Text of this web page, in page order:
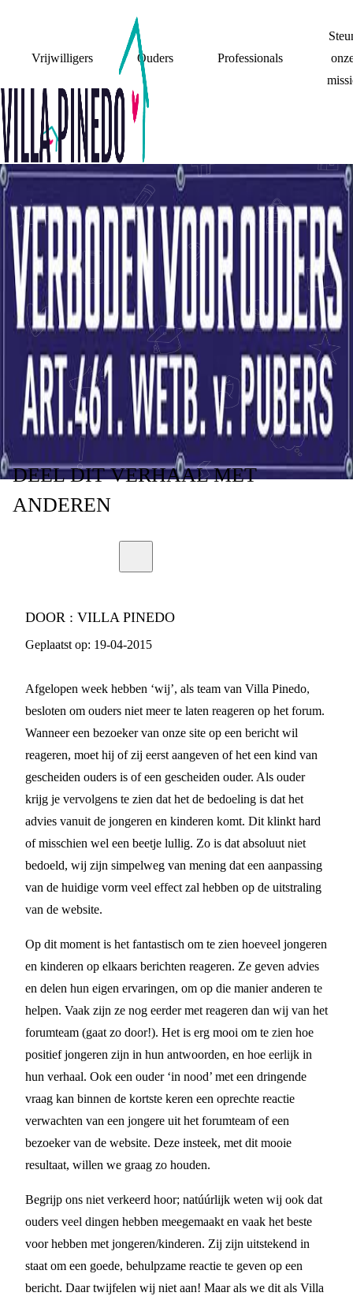
Vrijwilligers Ouders Professionals
GEEN REACTIE
VAN OUDERS –
EEN BEWUSTE
KEUZE VAN ONS
DEELDIT VERHAALMET
ANDEREN
DOOR : VILLA PINEDO
Geplaatst op: 19-04-2015
Afgelopen week hebben ‘wij’, als team van Villa Pinedo,
besloten om ouders niet meer te laten reageren op het forum.
Wanneer een bezoeker van onze site op een bericht wil
reageren, moet hij of zij eerst aangeven of het een kind van
gescheiden ouders is of een gescheiden ouder. Als ouder
krijg je vervolgens te zien dat het de bedoeling is dat het
advies vanuit de jongeren en kinderen komt. Dit klinkt hard
of misschien wel een beetje lullig. Zo is dat absoluut niet
bedoeld, wij zijn simpelweg van mening dat een aanpassing
van de huidige vorm veel effect zal hebben op de uitstraling
van de website.
Op dit moment is het fantastisch om te zien hoeveel jongeren
en kinderen op elkaars berichten reageren. Ze geven advies
en delen hun eigen ervaringen, om op die manier anderen te
helpen. Vaak zijn ze nog eerder met reageren dan wij van het
forumteam (gaat zo door!). Het is erg mooi om te zien hoe
positief jongeren zijn in hun antwoorden, en hoe eerlijk in
hun verhaal. Ook een ouder ‘in nood’ met een dringende
vraag kan binnen de kortste keren een oprechte reactie
verwachten van een jongere uit het forumteam of een
bezoeker van de website. Deze insteek, met dit mooie
resultaat, willen we graag zo houden.
Begrijp ons niet verkeerd hoor; natúúrlijk weten wij ook dat
ouders veel dingen hebben meegemaakt en vaak het beste
voor hebben met jongeren/kinderen. Zij zijn uitstekend in
staat om een goede, behulpzame reactie te geven op een
bericht. Daar twijfelen wij niet aan! Maar als we dit als Villa